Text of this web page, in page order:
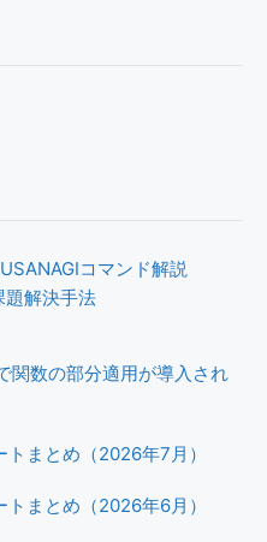
コマンド解説
題解決手法
関数の部分適用が導入され
まとめ（2026年7月）
まとめ（2026年6月）